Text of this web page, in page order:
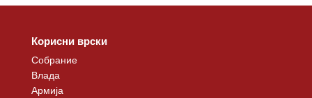
Корисни врски
Собрание
Влада
Армија